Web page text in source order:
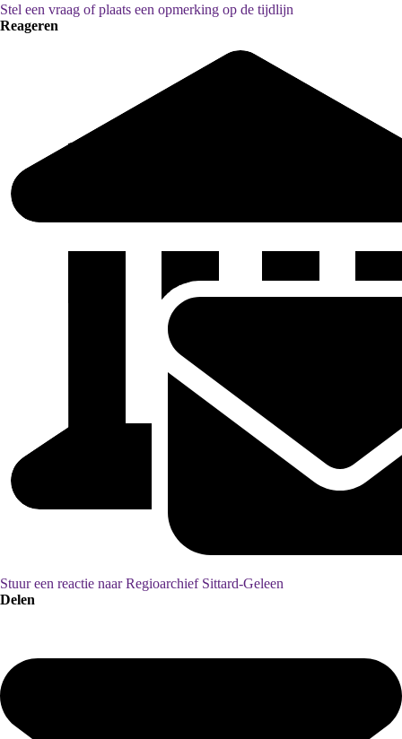
Stel een vraag of plaats een opmerking op de tijdlijn
Reageren
Stuur een reactie naar Regioarchief Sittard-Geleen
Delen